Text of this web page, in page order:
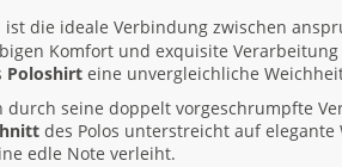
ist die ideale Verbindung zwischen
Komfort und exquisite
Poloshirt eine unvergleichliche
durch seine doppelt vorgeschrumpfte
des Polos unterstreicht auf
edle Note verleiht.